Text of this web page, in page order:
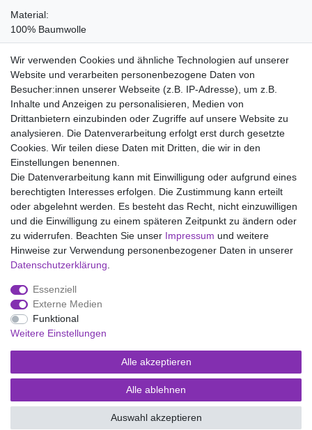
Material:
100% Baumwolle
Pflegehinweis:
Waschen bei 60°C, Nicht bleichen, Trockner (Stufe 1), Heiss
Bügeln (Stufe 3), Nicht chemisch reinigen
Wir liefern mit DHL (auch Samstags)
Kostenloser Versand
14 Tage Rückgaberecht
Impressum Daten­schutz­erklärung AGB
Widerrufs­recht
Wir verwenden Cookies und ähnliche Technologien auf unserer
Website und verarbeiten personenbezogene Daten von
Besucher:innen unserer Webseite (z.B. IP-Adresse), um z.B.
Inhalte und Anzeigen zu personalisieren, Medien von
Drittanbietern einzubinden oder Zugriffe auf unsere Website zu
analysieren. Die Datenverarbeitung erfolgt erst durch gesetzte
Cookies. Wir teilen diese Daten mit Dritten, die wir in den
Einstellungen benennen.
Die Datenverarbeitung kann mit Einwilligung oder aufgrund eines
berechtigten Interesses erfolgen. Die Zustimmung kann erteilt
oder abgelehnt werden. Es besteht das Recht, nicht einzuwilligen
und die Einwilligung zu einem späteren Zeitpunkt zu ändern oder
zu widerrufen. Beachten Sie unser Impressum und weitere
Hinweise zur Verwendung personenbezogener Daten in unserer
Daten­schutz­erklärung
Essenziell
Externe Medien
Funktional
Weitere Einstellungen
Alle akzeptieren
Alle ablehnen
Auswahl akzeptieren